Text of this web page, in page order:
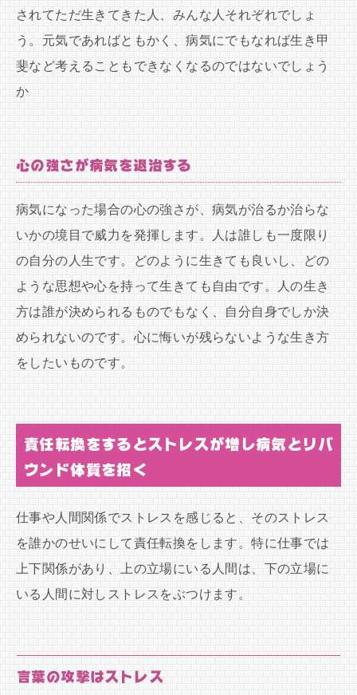
されてただ生きてきた人、みんな人それぞれでしょ
う。元気であればともかく、病気にでもなれば生き甲
斐など考えることもできなくなるのではないでしょう
か
心の強さが病気を退治する
病気になった場合の心の強さが、病気が治るか治らな
いかの境目で威力を発揮します。人は誰しも一度限り
の自分の人生です。どのように生きても良いし、どの
ような思想や心を持って生きても自由です。人の生き
方は誰が決められるものでもなく、自分自身でしか決
められないのです。心に悔いが残らないような生き方
をしたいものです。
責任転換をするとストレスが増し病気とリバ
ウンド体質を招く
仕事や人間関係でストレスを感じると、そのストレス
を誰かのせいにして責任転換をします。特に仕事では
上下関係があり、上の立場にいる人間は、下の立場に
いる人間に対しストレスをぶつけます。
言葉の攻撃はストレス